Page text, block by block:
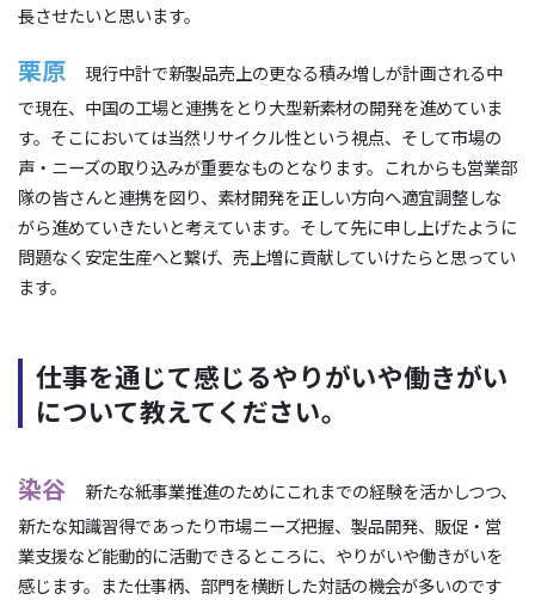
長させたいと思います。
栗原
現行中計で新製品売上の更なる積み増しが計画される中
で現在、中国の工場と連携をとり大型新素材の開発を進めていま
す。そこにおいては当然リサイクル性という視点、そして市場の
声・ニーズの取り込みが重要なものとなります。これからも営業部
隊の皆さんと連携を図り、素材開発を正しい方向へ適宜調整しな
がら進めていきたいと考えています。そして先に申し上げたように
問題なく安定生産へと繋げ、売上増に貢献していけたらと思ってい
ます。
仕事を通じて感じるやりがいや働きがい
について教えてください。
染谷
新たな紙事業推進のためにこれまでの経験を活かしつつ、
新たな知識習得であったり市場ニーズ把握、製品開発、販促・営
業支援など能動的に活動できるところに、やりがいや働きがいを
感じます。また仕事柄、部門を横断した対話の機会が多いのです